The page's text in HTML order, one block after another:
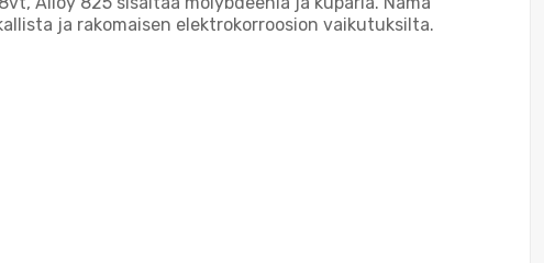
ja rakomaisen elektrokorroosion vaikutuksilta.